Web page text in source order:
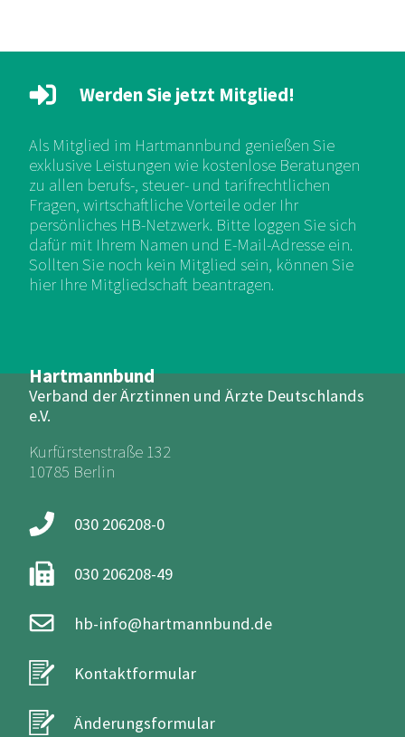
Hartmannbund
Verband der Ärztinnen und Ärzte Deutschlands
e.V.
Kurfürstenstraße 132
10785 Berlin
030 206208-0
030 206208-49
hb-info@hartmannbund.de
Kontaktformular
Änderungsformular
Werden Sie jetzt Mitglied!
Als Mitglied im Hartmannbund genießen Sie
exklusive Leistungen wie kostenlose Beratungen
zu allen berufs-, steuer- und tarifrechtlichen
Fragen, wirtschaftliche Vorteile oder Ihr
persönliches HB-Netzwerk. Bitte loggen Sie sich
dafür mit Ihrem Namen und E-Mail-Adresse ein.
Sollten Sie noch kein Mitglied sein, können Sie
hier Ihre Mitgliedschaft beantragen.